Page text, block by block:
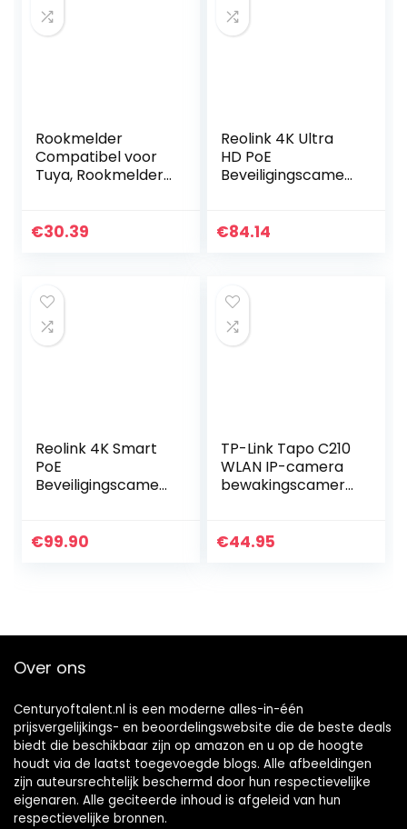
Rookmelder
Compatibel voor
Tuya, Rookmelder
Huisbrandmelder
€30.39
Reolink 4K Ultra
HD PoE
Beveiligingscamer
a met
€84.14
Reolink 4K Smart
PoE
Beveiligingscamer
Detectie, IP66
€99.90
TP-Link Tapo C210
WLAN IP-camera
bewakingscamera
resolutie, 2-weg
€44.95
Over ons
Centuryoftalent.nl is een moderne alles-in-één
prijsvergelijkings- en beoordelingswebsite die de beste deals
biedt die beschikbaar zijn op amazon en u op de hoogte
houdt via de laatst toegevoegde blogs. Alle afbeeldingen
zijn auteursrechtelijk beschermd door hun respectievelijke
eigenaren. Alle geciteerde inhoud is afgeleid van hun
respectievelijke bronnen.